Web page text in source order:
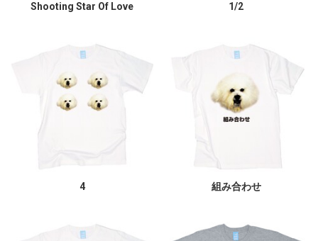
Shooting Star Of Love 1/2
4 組み合わせ